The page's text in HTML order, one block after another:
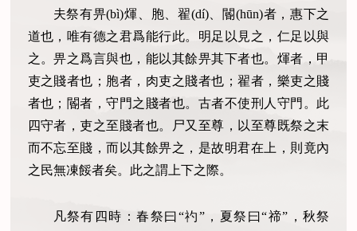
夫祭有畀(bì)煇、胞、翟(dí)、閽(hūn)者，惠下之
道也，唯有德之君爲能行此。明足以見之，仁足以與
之。畀之爲言與也，能以其餘畀其下者也。煇者，甲
吏之賤者也；胞者，肉吏之賤者也；翟者，樂吏之賤
者也；閽者，守門之賤者也。古者不使刑人守門。此
四守者，吏之至賤者也。尸又至尊，以至尊既祭之末
而不忘至賤，而以其餘畀之，是故明君在上，則竟內
之民無凍餒者矣。此之謂上下之際。
凡祭有四時：春祭曰“礿”，夏祭曰“禘”，秋祭